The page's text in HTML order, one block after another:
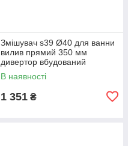
Змішувач s39 Ø40 для ванни
вилив прямий 350 мм
дивертор вбудований
картриджний AQUATICA
(9739220)
В наявності
1 351 ₴